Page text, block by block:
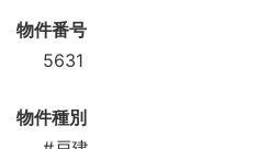
物件番号
5631
物件種別